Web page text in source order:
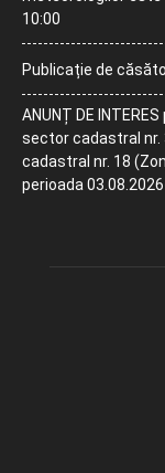
10:00
Publicație de
ANUNȚ DE
sector cadastral nr.
cadastral nr. 18
perioada